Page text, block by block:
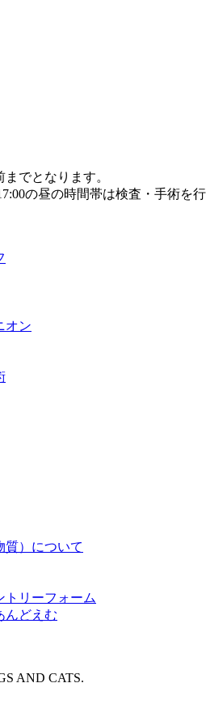
でとなります。
の昼の時間帯は検査・手術を
オン
質）について
トリーフォーム
んどえむ